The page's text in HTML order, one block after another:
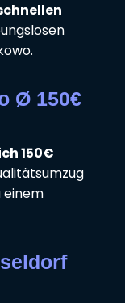
Ø 150€
150€
einem